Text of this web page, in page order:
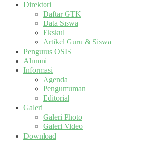
Direktori
Daftar GTK
Data Siswa
Ekskul
Artikel Guru & Siswa
Pengurus OSIS
Alumni
Informasi
Agenda
Pengumuman
Editorial
Galeri
Galeri Photo
Galeri Video
Download